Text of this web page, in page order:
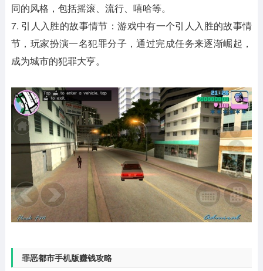
同的风格，包括摇滚、流行、嘻哈等。
7. 引人入胜的故事情节：游戏中有一个引人入胜的故事情
节，玩家扮演一名犯罪分子，通过完成任务来逐渐崛起，
成为城市的犯罪大亨。
罪恶都市手机版赚钱攻略